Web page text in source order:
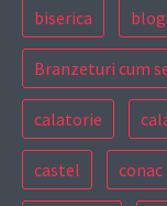
biserica
Branzeturi cum
calatorie
castel conac